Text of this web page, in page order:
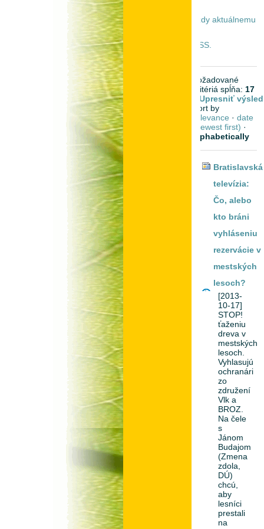
vždy aktuálnemu
RSS.
požadované
kritériá spĺňa:17
Upresniť
Sort by
relevance · date
(newest first) ·
alphabetically
Bratislavská
televízia:
Čo, alebo
kto bráni
vyhláseniu
rezervácie v
mestských
lesoch?
[2013-
10-17]
STOP!
ťaženiu
dreva v
mestských
lesoch.
Vyhlasujú
ochranári
zo
združení
Vlk a
BROZ.
Na čele
s
Jánom
Budajom
(Zmena
zdola,
DÚ)
chcú,
aby
lesníci
prestali
na